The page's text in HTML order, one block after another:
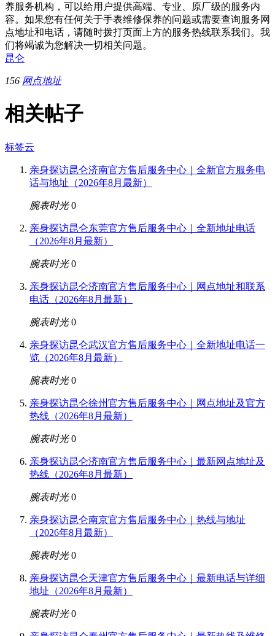
养服务机构，可以给用户提供高端、专业、原厂级的服务内
容。如果您有任何关于手表维修保养的问题或需要查询服务网
点地址和电话，请随时拨打页面上方的服务热线联系我们。我
们将竭诚为您解决一切相关问题。
昆仑
156 网点地址
相关帖子
标签云
亲身探访昆仑济南官方售后服务中心｜全新官方服务电
话与地址（2026年8月最新）
腕表时光 0
亲身探访昆仑东莞官方售后服务中心｜全新地址电话
（2026年8月最新）
腕表时光 0
亲身探访昆仑济南官方售后服务中心｜网点地址和联系
电话（2026年8月最新）
腕表时光 0
亲身探访昆仑武汉官方售后服务中心｜全新地址电话一
览（2026年8月最新）
腕表时光 0
亲身探访昆仑徐州官方售后服务中心｜网点地址及官方
热线（2026年8月最新）
腕表时光 0
亲身探访昆仑济南官方售后服务中心｜最新网点地址及
热线（2026年8月最新）
腕表时光 0
亲身探访昆仑南京官方售后服务中心｜热线与地址
（2026年8月最新）
腕表时光 0
亲身探访昆仑天津官方售后服务中心｜最新电话与详细
地址（2026年8月最新）
腕表时光 0